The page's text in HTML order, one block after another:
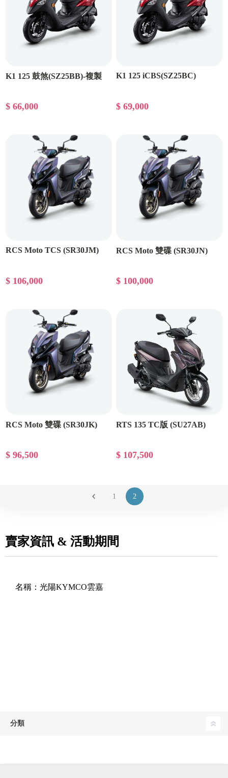
K1 125 鼓煞(SZ25BB)-複製
$ 66,000
K1 125 iCBS(SZ25BC)
$ 69,000
RCS Moto TCS (SR30JM)
$ 106,000
RCS Moto 雙碟 (SR30JN)
$ 100,000
RCS Moto 雙碟 (SR30JK)
$ 96,500
RTS 135 TC版 (SU27AB)
$ 107,500
1 2
賣家資訊 & 活動期間
名稱： 光陽KYMCO雲嘉
分類